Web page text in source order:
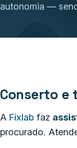
autonomia —
Conserto e
A Fixlab faz
procurado.